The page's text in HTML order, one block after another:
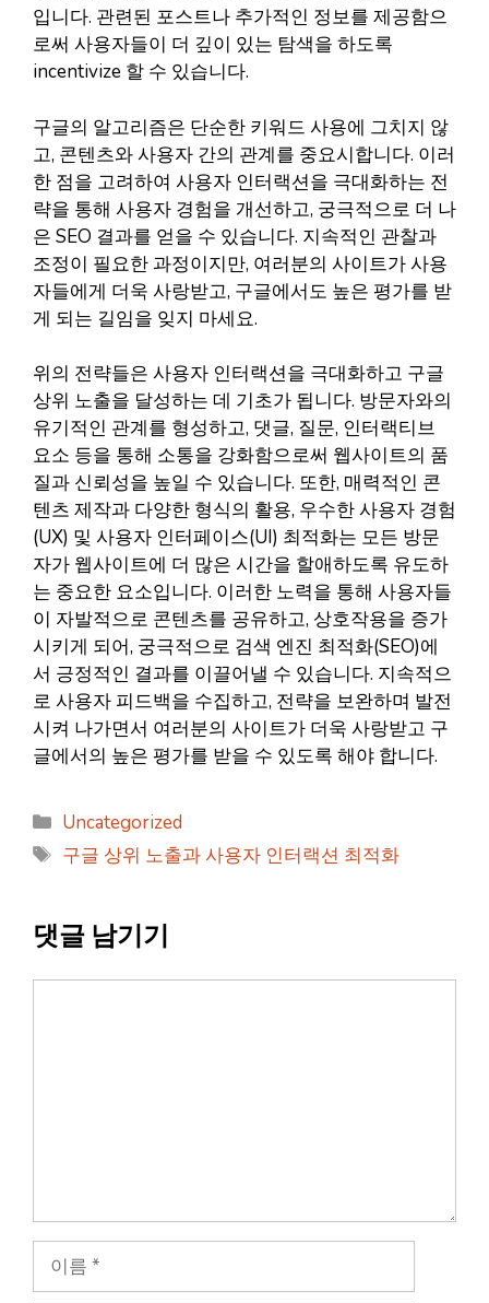
입니다. 관련된 포스트나 추가적인 정보를 제공함으
로써 사용자들이 더 깊이 있는 탐색을 하도록
incentivize 할 수 있습니다.
구글의 알고리즘은 단순한 키워드 사용에 그치지 않
고, 콘텐츠와 사용자 간의 관계를 중요시합니다. 이러
한 점을 고려하여 사용자 인터랙션을 극대화하는 전
략을 통해 사용자 경험을 개선하고, 궁극적으로 더 나
은 SEO 결과를 얻을 수 있습니다. 지속적인 관찰과
조정이 필요한 과정이지만, 여러분의 사이트가 사용
자들에게 더욱 사랑받고, 구글에서도 높은 평가를 받
게 되는 길임을 잊지 마세요.
위의 전략들은 사용자 인터랙션을 극대화하고 구글
상위 노출을 달성하는 데 기초가 됩니다. 방문자와의
유기적인 관계를 형성하고, 댓글, 질문, 인터랙티브
요소 등을 통해 소통을 강화함으로써 웹사이트의 품
질과 신뢰성을 높일 수 있습니다. 또한, 매력적인 콘
텐츠 제작과 다양한 형식의 활용, 우수한 사용자 경험
(UX) 및 사용자 인터페이스(UI) 최적화는 모든 방문
자가 웹사이트에 더 많은 시간을 할애하도록 유도하
는 중요한 요소입니다. 이러한 노력을 통해 사용자들
이 자발적으로 콘텐츠를 공유하고, 상호작용을 증가
시키게 되어, 궁극적으로 검색 엔진 최적화(SEO)에
서 긍정적인 결과를 이끌어낼 수 있습니다. 지속적으
로 사용자 피드백을 수집하고, 전략을 보완하며 발전
시켜 나가면서 여러분의 사이트가 더욱 사랑받고 구
글에서의 높은 평가를 받을 수 있도록 해야 합니다.
카
테
Uncategorized
태
구글 상위 노출과 사용자 인터랙션 최적화
댓글 남기기